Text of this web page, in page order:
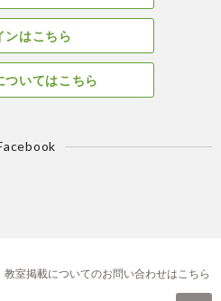
ンはこちら
ついてはこちら
教室掲載についてのお問い合わせはこちら